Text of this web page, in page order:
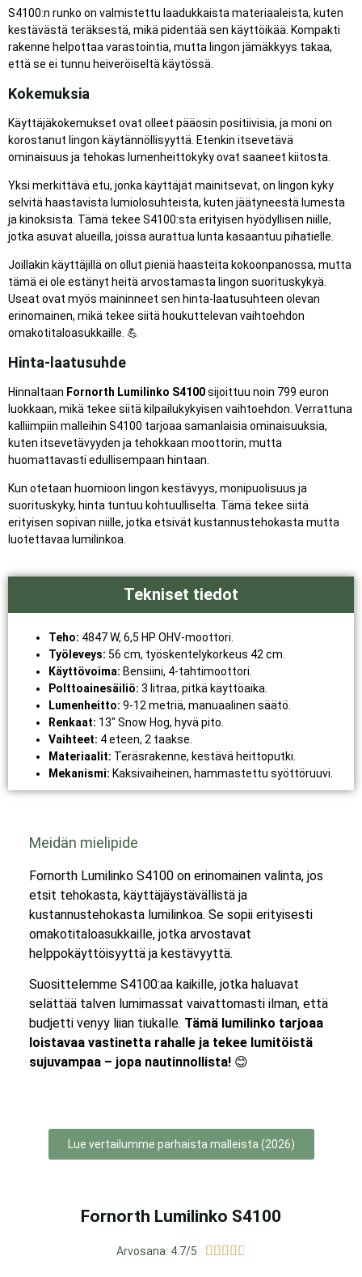
S4100:n runko on valmistettu laadukkaista materiaaleista, kuten
kestävästä teräksestä, mikä pidentää sen käyttöikää. Kompakti
rakenne helpottaa varastointia, mutta lingon jämäkkyys takaa,
että se ei tunnu heiveröiseltä käytössä.
Kokemuksia
Käyttäjäkokemukset ovat olleet pääosin positiivisia, ja moni on
korostanut lingon käytännöllisyyttä. Etenkin itsevetävä
ominaisuus ja tehokas lumenheittokyky ovat saaneet kiitosta.
Yksi merkittävä etu, jonka käyttäjät mainitsevat, on lingon kyky
selvitä haastavista lumiolosuhteista, kuten jäätyneestä lumesta
ja kinoksista. Tämä tekee S4100:sta erityisen hyödyllisen niille,
jotka asuvat alueilla, joissa aurattua lunta kasaantuu pihatielle.
Joillakin käyttäjillä on ollut pieniä haasteita kokoonpanossa, mutta
tämä ei ole estänyt heitä arvostamasta lingon suorituskykyä.
Useat ovat myös maininneet sen hinta-laatusuhteen olevan
erinomainen, mikä tekee siitä houkuttelevan vaihtoehdon
omakotitaloasukkaille. 💪
Hinta-laatusuhde
Hinnaltaan Fornorth Lumilinko S4100sijoittuu noin 799 euron
luokkaan, mikä tekee siitä kilpailukykyisen vaihtoehdon. Verrattuna
kalliimpiin malleihin S4100 tarjoaa samanlaisia ominaisuuksia,
kuten itsevetävyyden ja tehokkaan moottorin, mutta
huomattavasti edullisempaan hintaan.
Kun otetaan huomioon lingon kestävyys, monipuolisuus ja
suorituskyky, hinta tuntuu kohtuulliselta. Tämä tekee siitä
erityisen sopivan niille, jotka etsivät kustannustehokasta mutta
luotettavaa lumilinkoa.
Tekniset tiedot
Teho: 4847 W, 6,5 HP OHV-moottori.
Työleveys: 56 cm, työskentelykorkeus 42 cm.
Käyttövoima: Bensiini, 4-tahtimoottori.
Polttoainesäiliö: 3 litraa, pitkä käyttöaika.
Lumenheitto: 9-12 metriä, manuaalinen säätö.
Renkaat: 13″ Snow Hog, hyvä pito.
Vaihteet: 4 eteen, 2 taakse.
Materiaalit: Teräsrakenne, kestävä heittoputki.
Mekanismi: Kaksivaiheinen, hammastettu syöttöruuvi.
Meidän mielipide
Fornorth Lumilinko S4100 on erinomainen valinta, jos
etsit tehokasta, käyttäjäystävällistä ja
kustannustehokasta lumilinkoa. Se sopii erityisesti
omakotitaloasukkaille, jotka arvostavat
helppokäyttöisyyttä ja kestävyyttä.
Suosittelemme S4100:aa kaikille, jotka haluavat
selättää talven lumimassat vaivattomasti ilman, että
budjetti venyy liian tiukalle. Tämä lumilinko tarjoaa
loistavaa vastinetta rahalle ja tekee lumitöistä
sujuvampaa – jopa nautinnollista! 😊
Lue vertailumme parhaista malleista (2026)
Fornorth Lumilinko S4100
Arvosana: 4.7/5     